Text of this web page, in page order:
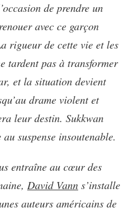
de prendre un
avec ce garçon
rigueur de cette vie et les
tardent pas à transformer
et la situation devient
drame violent et
leur destin. Sukkwan
suspense insoutenable.
entraîne au cœur des
David Vann s’installe
auteurs américains de